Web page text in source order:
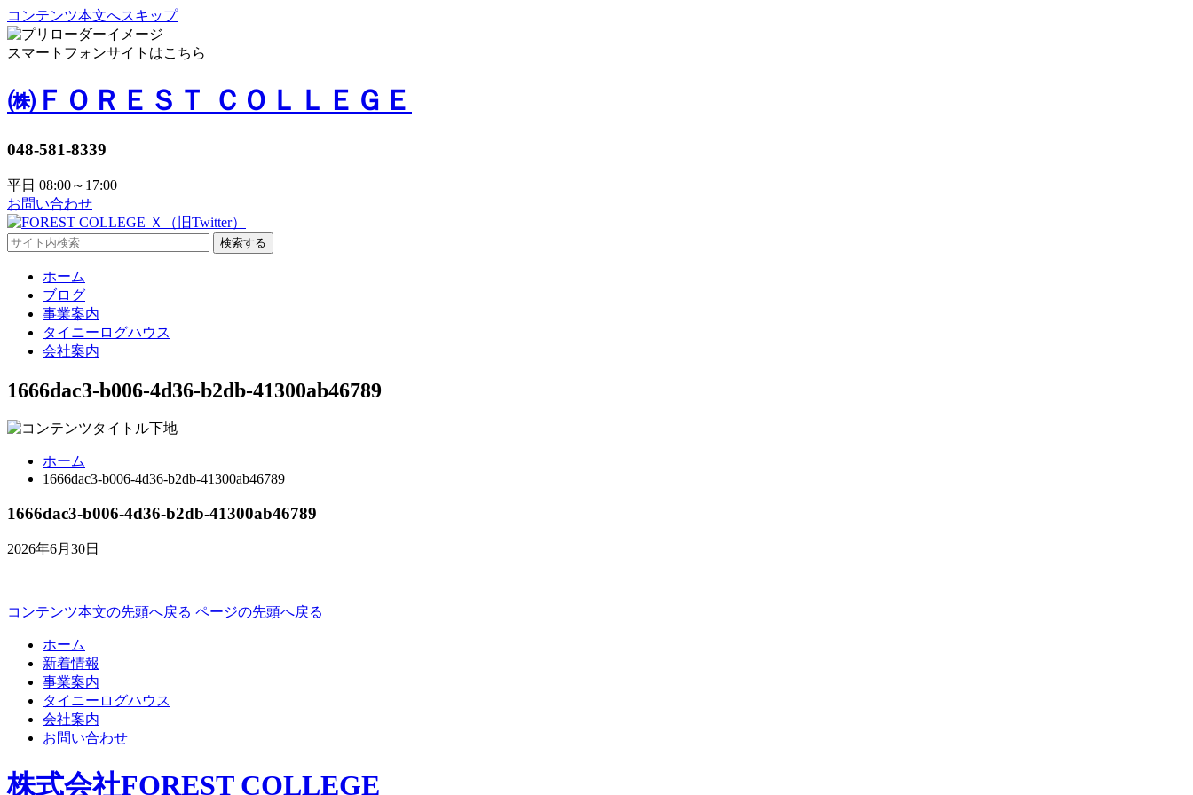
コンテンツ本文へスキップ
スマートフォンサイトはこちら
㈱ＦＯＲＥＳＴ ＣＯＬＬＥＧＥ
048-581-8339
平日 08:00～17:00
お問い合わせ
検索する
ホーム
ブログ
事業案内
タイニーログハウス
会社案内
1666dac3-b006-4d36-b2db-41300ab46789
ホーム
1666dac3-b006-4d36-b2db-41300ab46789
1666dac3-b006-4d36-b2db-41300ab46789
2026年6月30日
コンテンツ本文の先頭へ戻る ページの先頭へ戻る
ホーム
新着情報
事業案内
タイニーログハウス
会社案内
お問い合わせ
株式会社FOREST COLLEGE